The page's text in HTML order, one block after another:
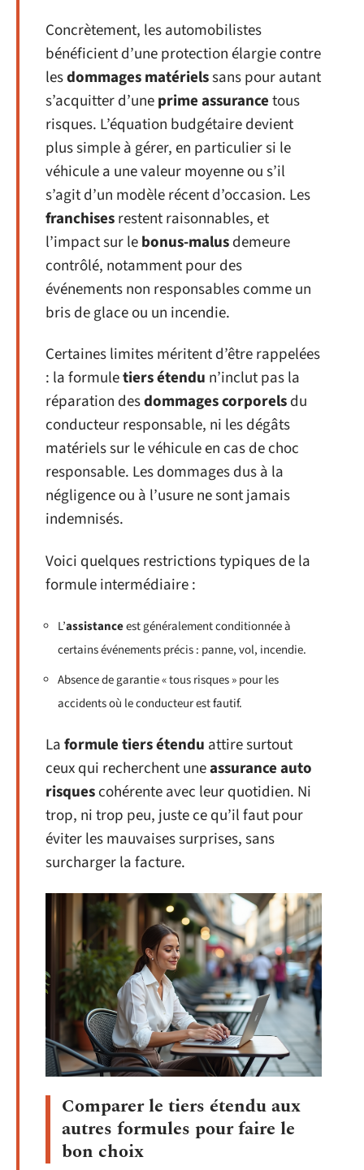
Concrètement, les automobilistes
bénéficient d’une protection élargie contre
lesdommages matérielssans pour autant
s’acquitter d’uneprime assurancetous
risques. L’équation budgétaire devient
plus simple à gérer, en particulier si le
véhicule a une valeur moyenne ou s’il
s’agit d’un modèle récent d’occasion. Les
franchisesrestent raisonnables, et
l’impact sur lebonus-malusdemeure
contrôlé, notamment pour des
événements non responsables comme un
bris de glace ou un incendie.
Certaines limites méritent d’être rappelées
: la formuletiers étendu n’inclut pas la
réparation desdommages corporelsdu
conducteur responsable, ni les dégâts
matériels sur le véhicule en cas de choc
responsable. Les dommages dus à la
négligence ou à l’usure ne sont jamais
indemnisés.
Voici quelques restrictions typiques de la
formule intermédiaire :
L’assistanceest généralement conditionnée à
certains événements précis : panne, vol, incendie.
Absence de garantie « tous risques » pour les
accidents où le conducteur est fautif.
Laformule tiers étendu attire surtout
ceux qui recherchent uneassurance auto
risquescohérente avec leur quotidien. Ni
trop, ni trop peu, juste ce qu’il faut pour
éviter les mauvaises surprises, sans
surcharger la facture.
Comparer le tiers étendu aux
autres formules pour faire le
bon choix